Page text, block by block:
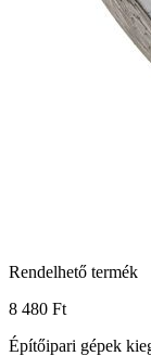
Rendelhető termék
8 480 Ft
Építőipari gépek